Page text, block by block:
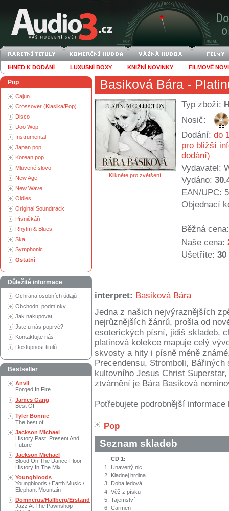
IHNED K DODÁNÍ LUXUSNÍ BOXY KNIŽNÍ NOVINKY FILMOVÉ
Pop
Cajun
Crossover (Klasika/Pop)
Disco
Doo Wop
Instrumental
Japan pop
Korean pop
Mluvené slovo
New Age
New Wave
Oldies
Original Soundtrack
Písničkáři
Rhytm & Blues
Ska
Symphonic
Ostatní
Důležité informace
Ochrana osobních údajů
Obchodní podmínky
Jak nakupovat
Jste u nás poprvé?
Kontaktujte nás
Dostupnost titulů
Bestseller
Anvil
Forged In Fire
James Gang
Best Of
Tyler Bonnie
The best of
Jackson Michael
History Past, Present And
Future
Jackson Michael
Blood On The Dance Floor -
History In The Mix
Youngbloods
Youngbloods / Earth Music /
Elephant Mountain
Domnerus/Hallberg/Erstand
Jazz At The Pawnshop -
Basiková Bára -
Klikněte pro zvětšení.
Typ zboží:
Nosič:
Dodání: do
pro bližší
dodání)
Vydavatel:
Vydáno:
EAN/UPC:
Objednací
Běžná cena:
Naše cena:
Ušetříte: 30
interpret: Basiková Bára
Jedna z našich nejvýraznějších
nejrůznějších žánrů, prošla od
esoterických písní, jidiš skladeb,
platinová kolekce mapuje celý
skvosty a hity i písně méně
Precendensu, Stromboli,
kultovního Jesus Christ
ztvárnění je Bára Basiková
Potřebujete podrobnější
Pop
Seznam skladeb
CD 1:
1.
Unavený nic
2.
Kladnej hrdina
3.
Doba ledová
4. Věž z písku
5. Tajemství
6. Carmen